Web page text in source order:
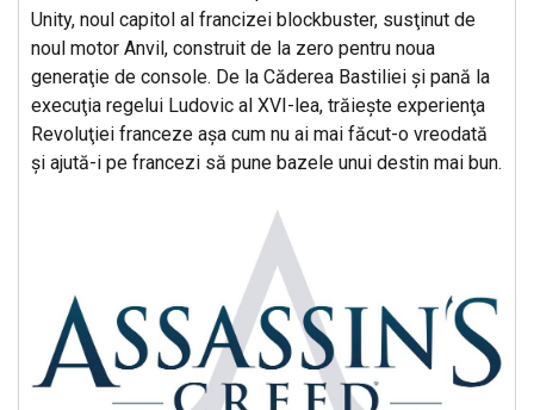
Unity, noul capitol al francizei blockbuster, susţinut de
noul motor Anvil, construit de la zero pentru noua
generaţie de console. De la Căderea Bastiliei şi pană la
execuţia regelui Ludovic al XVI-lea, trăieşte experienţa
Revoluţiei franceze aşa cum nu ai mai făcut-o vreodată
şi ajută-i pe francezi să pune bazele unui destin mai bun.